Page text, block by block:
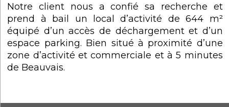
Notre client nous a confié sa recherche et
prend à bail un local d’activité de 644 m²
équipé d’un accès de déchargement et d’un
espace parking. Bien situé à proximité d’une
zone d’activité et commerciale et à 5 minutes
de Beauvais.